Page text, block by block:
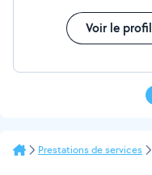
Voir le profil
Prestations de services